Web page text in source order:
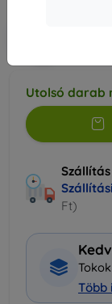
Utolsó darab
Szállítás
Ft)
Több